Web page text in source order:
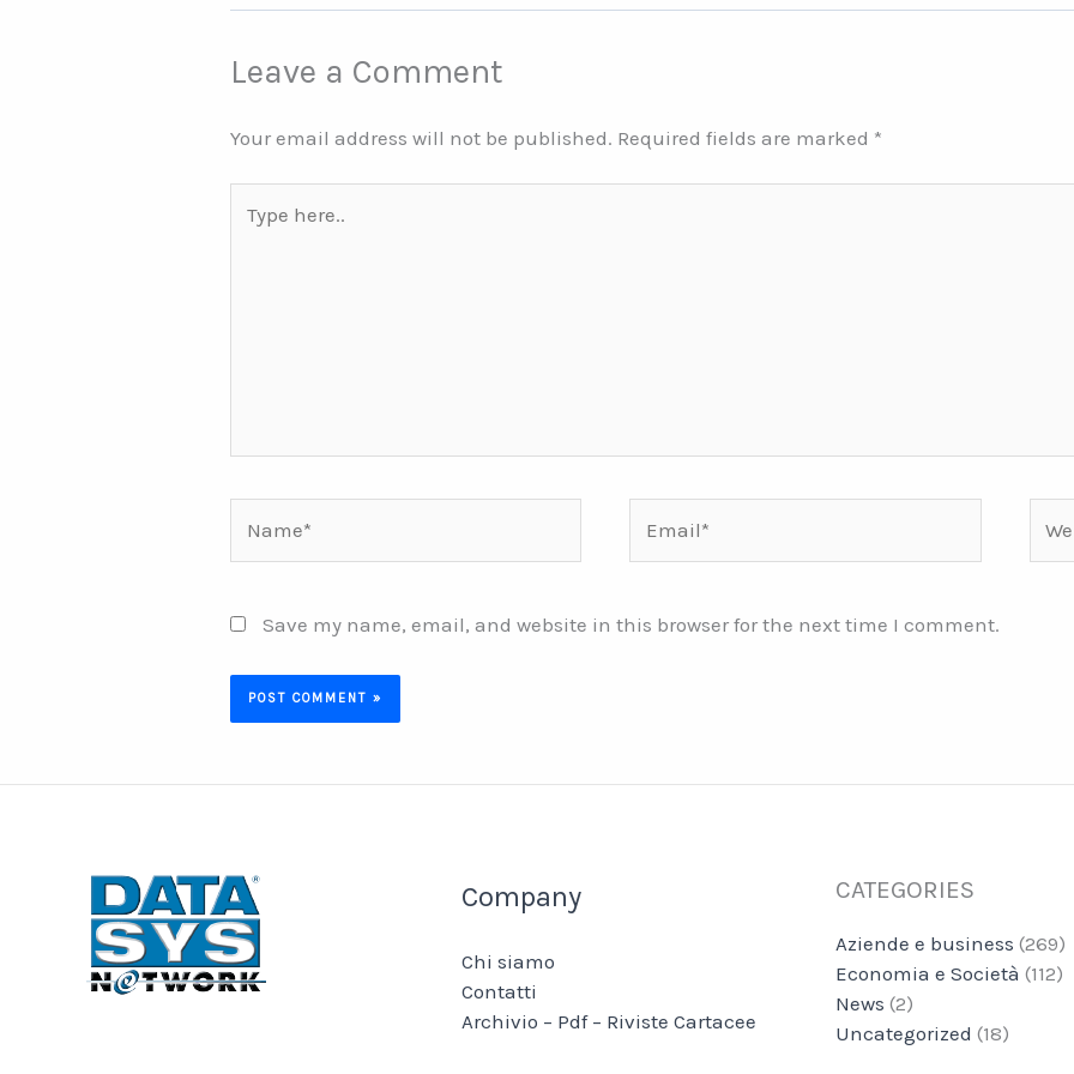
Leave a Comment
Your email address will not be published. Required fields are marked *
here..
Save my name, email, and website in this browser for the next time I comment.
Company
Chi siamo
Contatti
Archivio – Pdf – Riviste Cartacee
CATEGORIES
Aziende e business (269)
Economia e Società (112)
News (2)
Uncategorized (18)